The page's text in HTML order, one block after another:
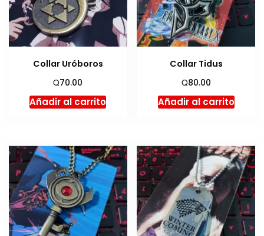
Collar Uróboros
Q70.00
Añadir al carrito
Collar Tidus
Q80.00
Añadir al carrito